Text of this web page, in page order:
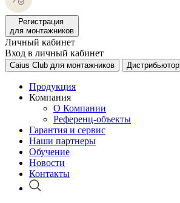
Регистрация
для монтажников
Личный кабинет
Вход в личный кабинет
Caius Club для монтажников Дистрибьютор
Продукция
Компания
О Компании
Референц-объекты
Гарантия и сервис
Наши партнеры
Обучение
Новости
Контакты